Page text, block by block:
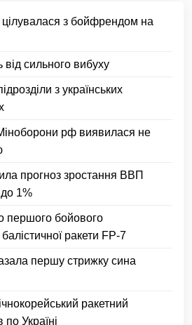
з бойфрендом на
сильного вибуху
з українських
рф виявилася не
прогноз зростання ВВП
до 1%
першого бойового
ракети FP-7
першу стрижку сина
ракетний
по Україні